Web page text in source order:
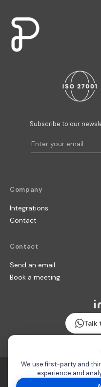
Subscribe to our
Company
Integrations
Contact
Contact
Send an email
Book a meeting
Talk
Terms & Conditions
Copyright
We use first-party and
experience and